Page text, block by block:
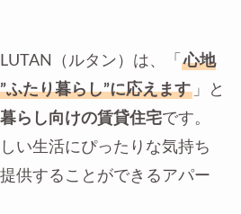
（ルタン）は、「 心地
ふたり暮らし”に応えます」と
らし向けの賃貸住宅です。
い生活にぴったりな気持ち
供することができるアパー